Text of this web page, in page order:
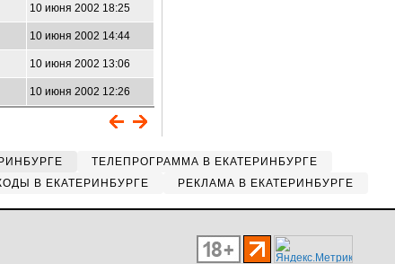
10 июня 2002 18:25
10 июня 2002 14:44
10 июня 2002 13:06
10 июня 2002 12:26
ТЕЛЕПРОГРАММА В ЕКАТЕРИНБУРГЕ
В ЕКАТЕРИНБУРГЕ РЕКЛАМА В ЕКАТЕРИНБУРГЕ